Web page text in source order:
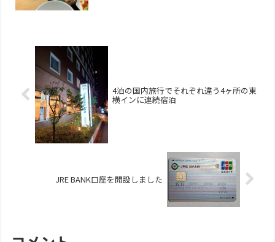
4泊の国内旅行でそれぞれ違う4ヶ所の東
横インに連続宿泊
JRE BANK口座を開設しました